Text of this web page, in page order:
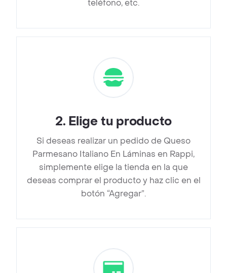
teléfono, etc.
2. Elige tu producto
Si deseas realizar un pedido de Queso
Parmesano Italiano En Láminas en Rappi,
simplemente elige la tienda en la que
deseas comprar el producto y haz clic en el
botón “Agregar”.